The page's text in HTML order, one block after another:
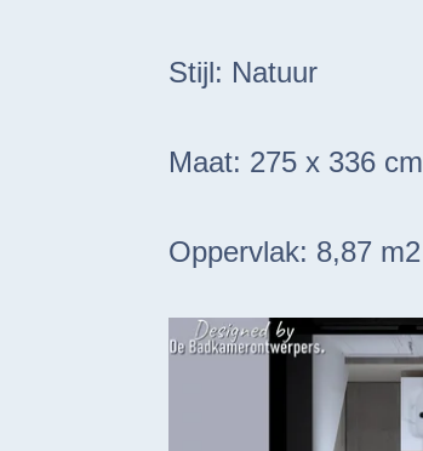
Stijl: Natuur
Maat: 275 x 336 cm
Oppervlak: 8,87 m2